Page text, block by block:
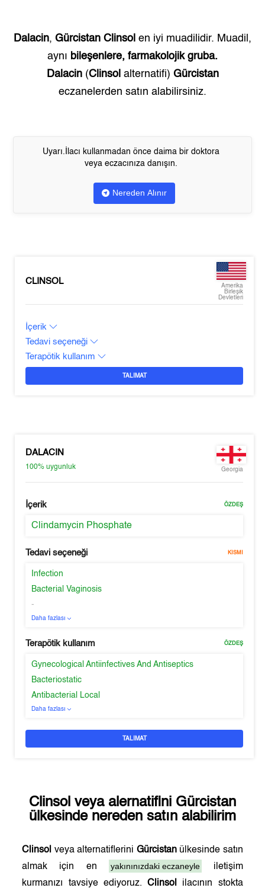
Dalacin, Gürcistan Clinsol en iyi muadilidir. Muadil,
aynı bileşenlere, farmakolojik gruba.
Dalacin(Clinsol alternatifi) Gürcistan
eczanelerden satın alabilirsiniz.
Uyarı.İlacı kullanmadan önce daima bir doktora
veya eczacınıza danışın.
Nereden Alınır
CLINSOL
Amerika
Birleşik
Devletleri
İçerik
Tedavi seçeneği
Terapötik kullanım
TALIMAT
DALACIN
100%uygunluk Georgia
İçerik ÖZDEŞ
Clindamycin Phosphate
Tedavi seçeneği KISMI
Infection
Bacterial Vaginosis
-
Daha fazlası
Terapötik kullanım ÖZDEŞ
Gynecological Antiinfectives And Antiseptics
Bacteriostatic
Antibacterial Local
Daha fazlası
TALIMAT
Clinsol veya alernatifini Gürcistan
ülkesinde nereden satın alabilirim
Clinsol veya alternatiflerini Gürcistanülkesinde satın
almak için en
yakınınızdaki eczaneyle
iletişim
kurmanızı tavsiye ediyoruz.Clinsol ilacının stokta